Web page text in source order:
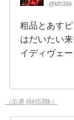
@kt538k
粗品とあす
はだいたい
イディヴェ
（出典 @kt538k）